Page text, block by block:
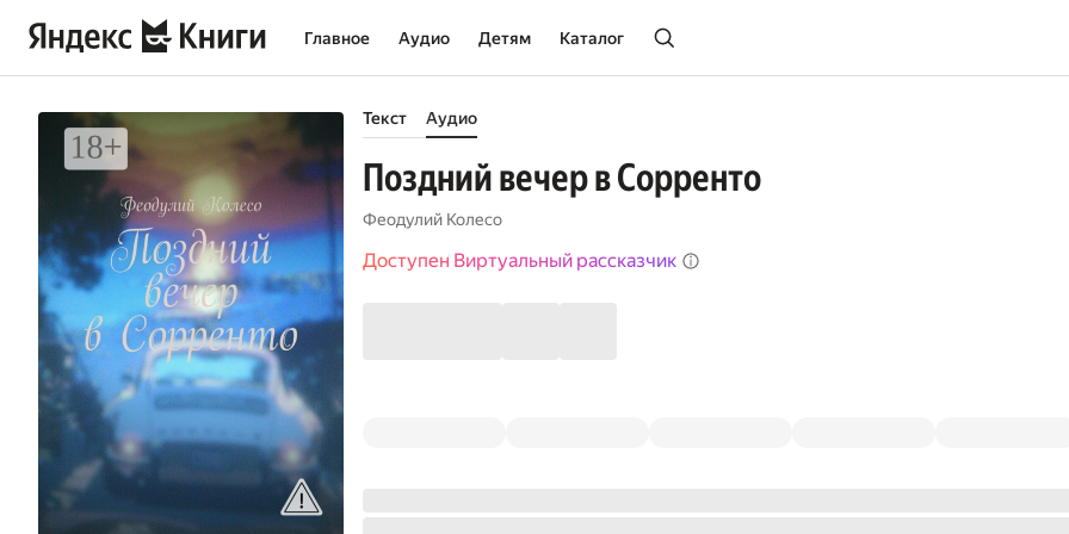
Главное Аудио Детям Каталог
Текст Аудио
Поздний вечер в Сорренто
Феодулий Колесо
Доступен Виртуальный рассказчик